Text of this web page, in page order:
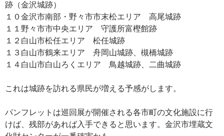
跡（金沢城跡）
１０金沢市南部・野々市市末松エリア 高尾城跡
１１野々市市中央エリア 守護所富樫館跡
１２白山市松任エリア 松任城跡
１３白山市鶴来エリア 舟岡山城跡、槻橋城跡
１４白山市白山ろくエリア 鳥越城跡、二曲城跡
これは城跡を訪れる県民が増える予感がします。
パンフレットは巡回展が開催される各市町の文化施設に行
けば、残部があれば入手できると思います。金沢市埋蔵文